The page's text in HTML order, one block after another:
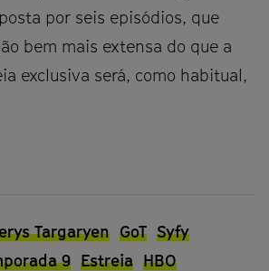
por seis episódios, que
bem mais extensa do que a
exclusiva será, como habitual,
Targaryen GoT Syfy
9 Estreia HBO